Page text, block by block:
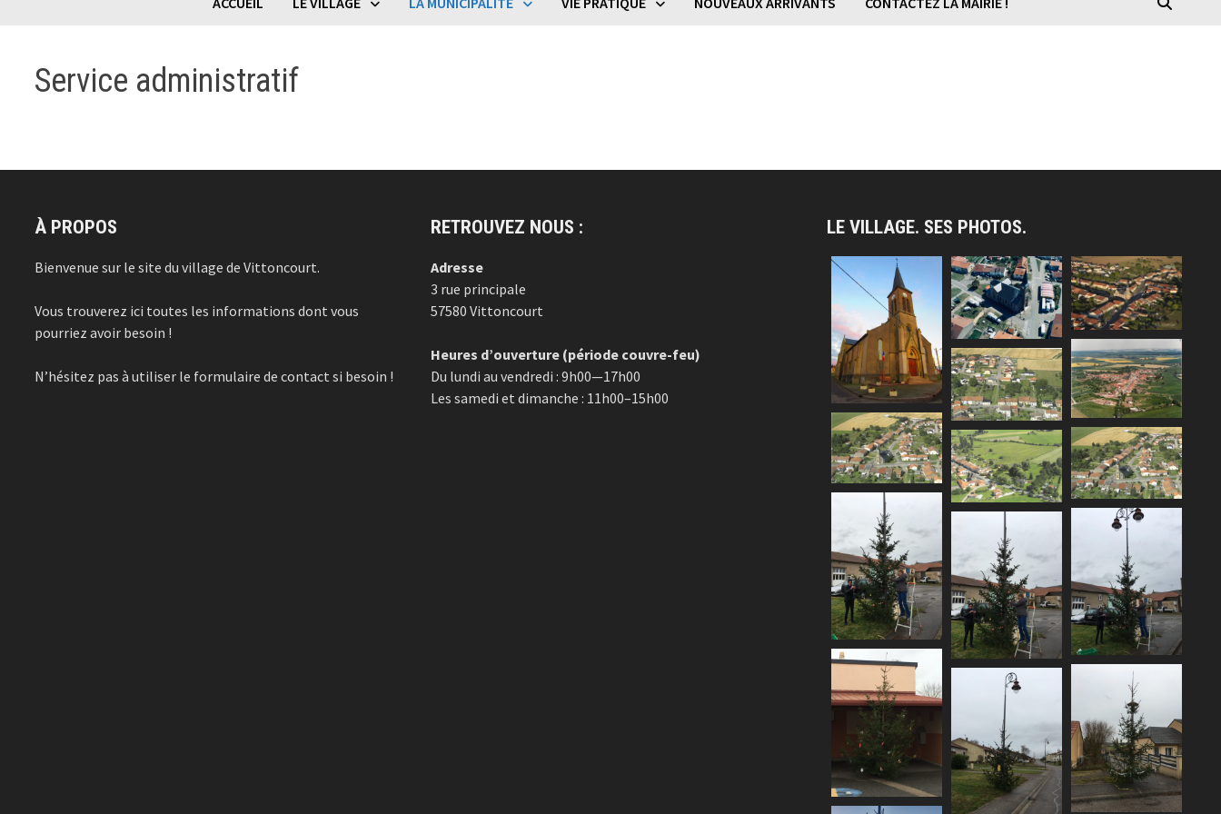
Service administratif
À PROPOS
Bienvenue sur le site du village de Vittoncourt.
Vous trouverez ici toutes les informations dont vous
pourriez avoir besoin !
N’hésitez pas à utiliser le formulaire de contact si besoin !
RETROUVEZ NOUS :
Adresse
3 rue principale
57580 Vittoncourt
Heures d’ouverture (période couvre-feu)
Du lundi au vendredi : 9h00—17h00
Les samedi et dimanche : 11h00–15h00
LE VILLAGE. SES PHOTOS.